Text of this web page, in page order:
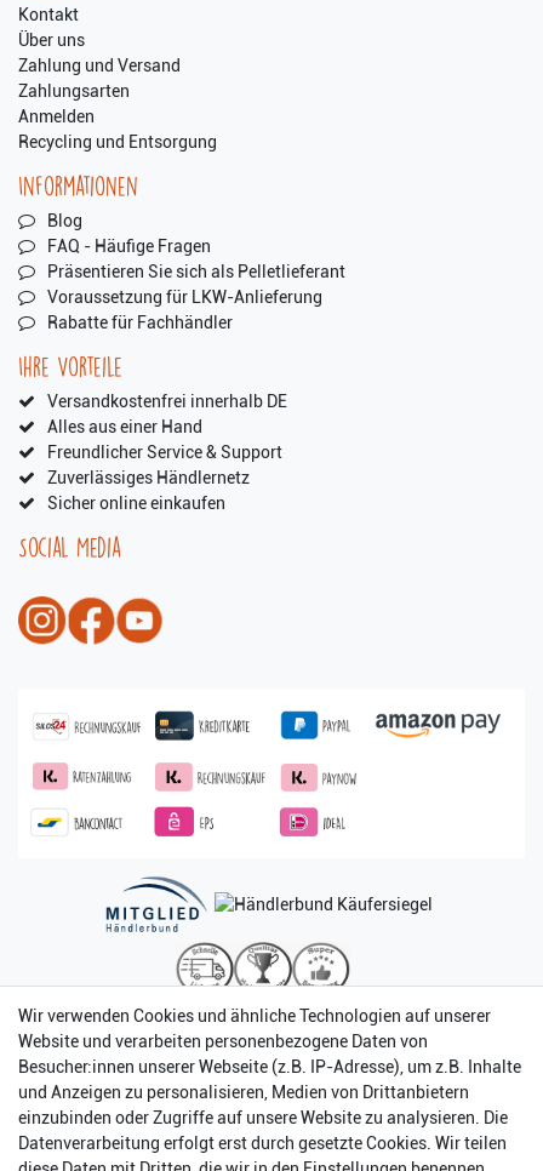
Kontakt
Über uns
Zahlung und Versand
Zahlungsarten
Anmelden
Recycling und Entsorgung
Informationen
Blog
FAQ - Häufige Fragen
Präsentieren Sie sich als Pelletlieferant
Voraussetzung für LKW-Anlieferung
Rabatte für Fachhändler
Ihre Vorteile
Versandkostenfrei innerhalb DE
Alles aus einer Hand
Freundlicher Service & Support
Zuverlässiges Händlernetz
Sicher online einkaufen
Social Media
Wir verwenden Cookies und ähnliche Technologien auf unserer
Website und verarbeiten personenbezogene Daten von
Besucher:innen unserer Webseite (z.B. IP-Adresse), um z.B. Inhalte
und Anzeigen zu personalisieren, Medien von Drittanbietern
einzubinden oder Zugriffe auf unsere Website zu analysieren. Die
Datenverarbeitung erfolgt erst durch gesetzte Cookies. Wir teilen